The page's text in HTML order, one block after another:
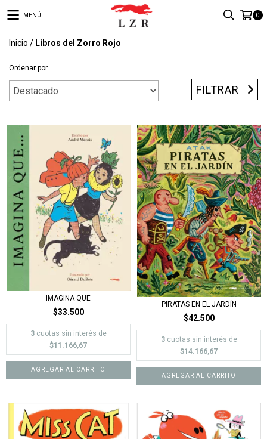
MENÚ 0
Inicio / Libros del Zorro Rojo
Ordenar por
FILTRAR
IMAGINA QUE
$33.500
3 cuotas sin interés de
$11.166,67
PIRATAS EN EL JARDÍN
$42.500
3 cuotas sin interés de
$14.166,67